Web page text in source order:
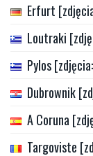
Erfurt
Loutraki
Pylos
Dubrownik
A Coruna
Targoviste